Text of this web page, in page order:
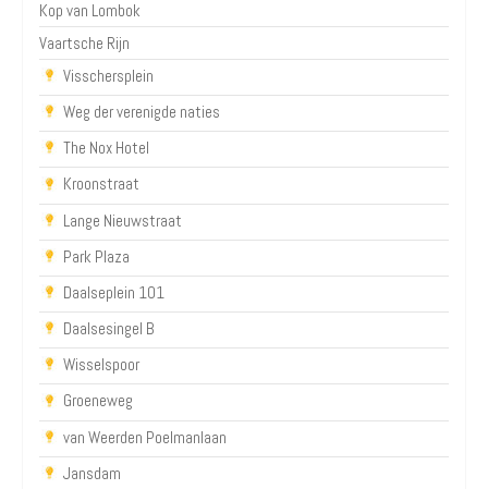
Kop van Lombok
Vaartsche Rijn
Visschersplein
Weg der verenigde naties
The Nox Hotel
Kroonstraat
Lange Nieuwstraat
Park Plaza
Daalseplein 101
Daalsesingel B
Wisselspoor
Groeneweg
van Weerden Poelmanlaan
Jansdam